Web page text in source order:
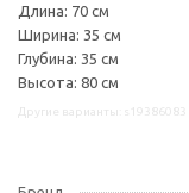
Длина: 70 см
Ширина: 35 см
Глубина: 35 см
Высота: 80 см